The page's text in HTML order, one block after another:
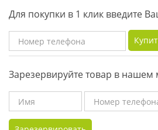
Для покупки в 1 клик введите
Зарезервируйте товар в нашем